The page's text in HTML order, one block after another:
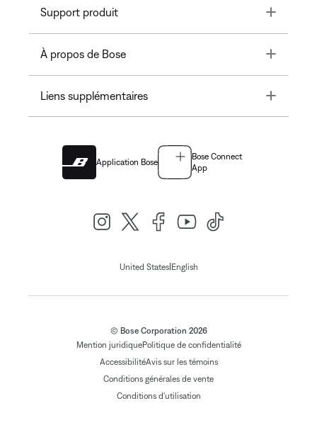
Support produit Toggle
À propos de Bose Toggle
Liens supplémentaires Toggle
Application Bose
Bose Connect
App
United States| English
© Bose Corporation 2026
Mention juridiquePolitique de confidentialité
AccessibilitéAvis sur les témoins
Conditions générales de vente
Conditions d'utilisation